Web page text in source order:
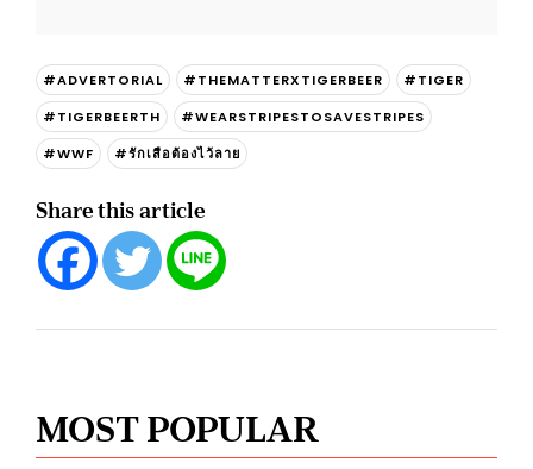
#ADVERTORIAL #THEMATTERXTIGERBEER
#TIGER
#TIGERBEERTH
#WEARSTRIPESTOSAVESTRIPES
#WWF
#รักเสือต้องไว้ลาย
Share this article
MOST POPULAR